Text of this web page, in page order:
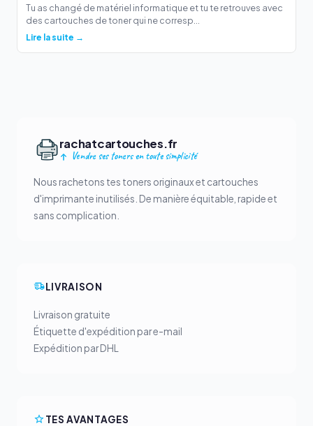
Tu as changé de matériel informatique et tu te retrouves avec
des cartouches de toner qui ne corresp...
Lire la suite →
rachatcartouches.fr
Vendre ses toners en toute simplicité
Nous rachetons tes toners originaux et cartouches
d'imprimante inutilisés. De manière équitable, rapide et
sans complication.
LIVRAISON
Livraison gratuite
Étiquette d'expédition par e-mail
Expédition par DHL
TES AVANTAGES